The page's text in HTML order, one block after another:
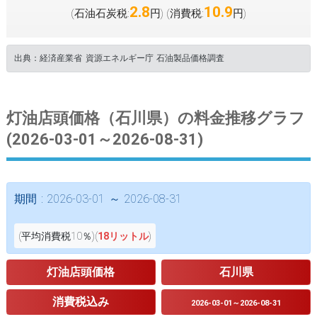
(石油石炭税:2.8円) (消費税:10.9円)
出典：経済産業省 資源エネルギー庁 石油製品価格調査
灯油店頭価格（石川県）の料金推移グラフ
(2026-03-01～2026-08-31)
期間 : 2026-03-01 ～ 2026-08-31
(平均消費税10％)(18リットル)
灯油店頭価格 石川県
消費税込み 2026-03-01～2026-08-31